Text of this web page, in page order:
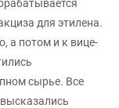
для этилена.
а потом и к вице-
сырье. Все